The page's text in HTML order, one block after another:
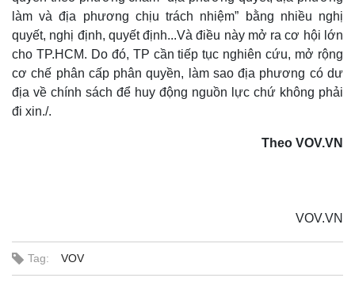
Công nghệ
Tin Công nghệ
làm và địa phương chịu trách nhiệm” bằng nhiều nghị
quyết, nghị định, quyết định...Và điều này mở ra cơ hội lớn
cho TP.HCM. Do đó, TP cần tiếp tục nghiên cứu, mở rộng
cơ chế phân cấp phân quyền, làm sao địa phương có dư
địa về chính sách để huy động nguồn lực chứ không phải
đi xin./.
Theo VOV.VN
VOV.VN
Tag: VOV